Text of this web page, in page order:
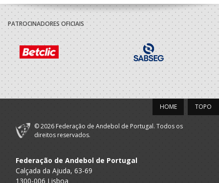
A.A. Viseu
Clube
Desportivo
Recreativo
Juventude de
Anreade
SUB-13 F
2020/21
Clube
Desportivo
Anreade
SUB-12 F / SUB-14 F
Clube
Desportivo
PATROCINADORES OFICIAIS
TOPO
HOME
© 2026 Federação de Andebol de Portugal. Todos os
direitos reservados.
Federação de Andebol de Portugal
Calçada da Ajuda, 63-69
1300-006 Lisboa